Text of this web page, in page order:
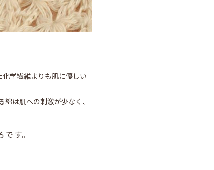
学繊維よりも肌に優しい
は肌への刺激が少なく、
す。